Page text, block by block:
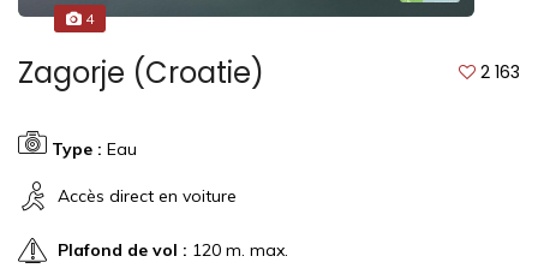
4
Zagorje (Croatie) 2 163
Type : Eau
Accès direct en voiture
Plafond de vol : 120 m. max.